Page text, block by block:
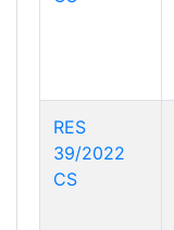
RES
39/2022
CS